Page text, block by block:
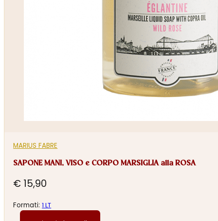
MARIUS FABRE
SAPONE MANI, VISO e CORPO MARSIGLIA alla ROSA
€ 15,90
Formati:1 LT